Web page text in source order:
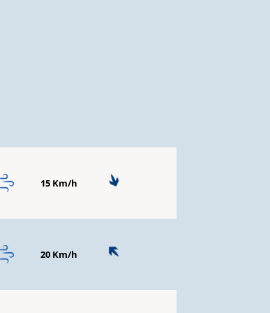
15 Km/h
20 Km/h